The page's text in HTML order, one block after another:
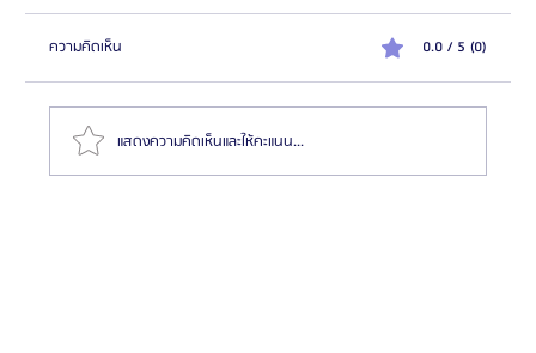
ความคิดเห็น 0.0 / 5 (0)
แสดงความคิดเห็นและให้คะแนน...